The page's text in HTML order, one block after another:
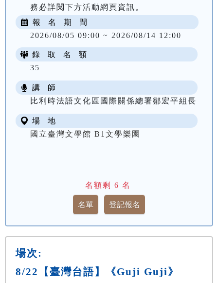
務必詳閱下方活動網頁資訊。
報 名 期 間
2026/08/05 09:00 ~ 2026/08/14 12:00
錄 取 名 額
35
講 師
比利時法語文化區國際關係總署鄒宏平組長
場 地
國立臺灣文學館 B1文學樂園
名額剩 6 名
場次:
8/22【臺灣台語】《Guji Guji》